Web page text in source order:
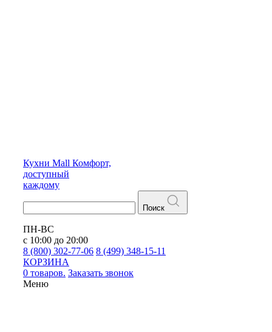
Кухни Mall Комфорт,
доступный
каждому
Поиск
ПН-ВС
с 10:00 до 20:00
8 (800) 302-77-06 8 (499) 348-15-11
КОРЗИНА
0 товаров. Заказать звонок
Меню